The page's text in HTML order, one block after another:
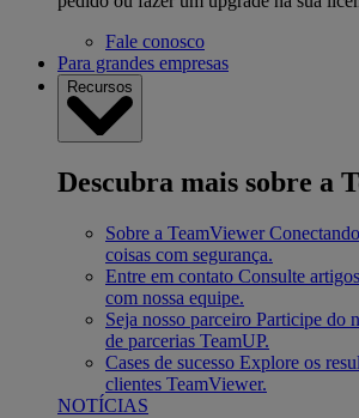
Fale conosco
Para grandes empresas
Recursos
Descubra mais sobre a
Sobre a TeamViewer
coisas com segurança.
Entre em contato Consulte
com nossa equipe.
Seja nosso parceiro Participe do
de parcerias TeamUP.
Cases de sucesso Explore os
clientes TeamViewer.
NOTÍCIAS